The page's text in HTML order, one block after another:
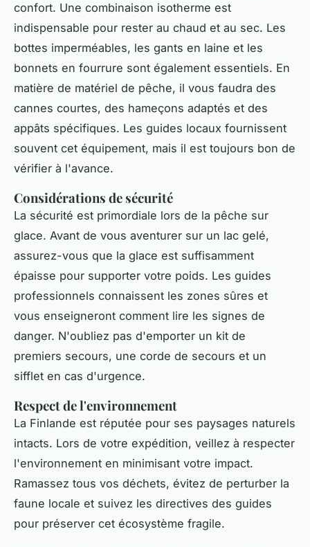
confort. Une combinaison isotherme est
indispensable pour rester au chaud et au sec. Les
bottes imperméables, les gants en laine et les
bonnets en fourrure sont également essentiels. En
matière de matériel de pêche, il vous faudra des
cannes courtes, des hameçons adaptés et des
appâts spécifiques. Les guides locaux fournissent
souvent cet équipement, mais il est toujours bon de
vérifier à l'avance.
Considérations de sécurité
La sécurité est primordiale lors de la pêche sur
glace. Avant de vous aventurer sur un lac gelé,
assurez-vous que la glace est suffisamment
épaisse pour supporter votre poids. Les guides
professionnels connaissent les zones sûres et
vous enseigneront comment lire les signes de
danger. N'oubliez pas d'emporter un kit de
premiers secours, une corde de secours et un
sifflet en cas d'urgence.
Respect de l'environnement
La Finlande est réputée pour ses paysages naturels
intacts. Lors de votre expédition, veillez à respecter
l'environnement en minimisant votre impact.
Ramassez tous vos déchets, évitez de perturber la
faune locale et suivez les directives des guides
pour préserver cet écosystème fragile.